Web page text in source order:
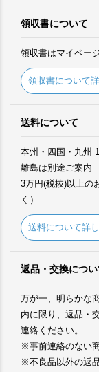
領収書について
領収書はマイペー
領収書について
送料について
本州・四国・九州
離島は別途ご案内
3万円(税抜)以上の
く）
送料について詳
返品・交換につい
万が一、明らかな
内に限り、返品・
連絡ください。
※事前連絡のない
※不良品以外の返